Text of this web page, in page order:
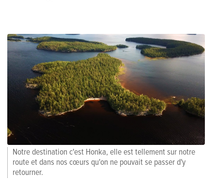
Notre destination c'est Honka, elle est tellement sur notre
route et dans nos cœurs qu'on ne pouvait se passer d'y
retourner.